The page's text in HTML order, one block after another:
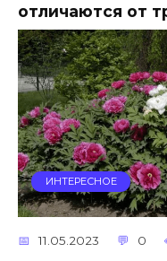
отличаются от
ИНТЕРЕСНОЕ
11.05.2023 0